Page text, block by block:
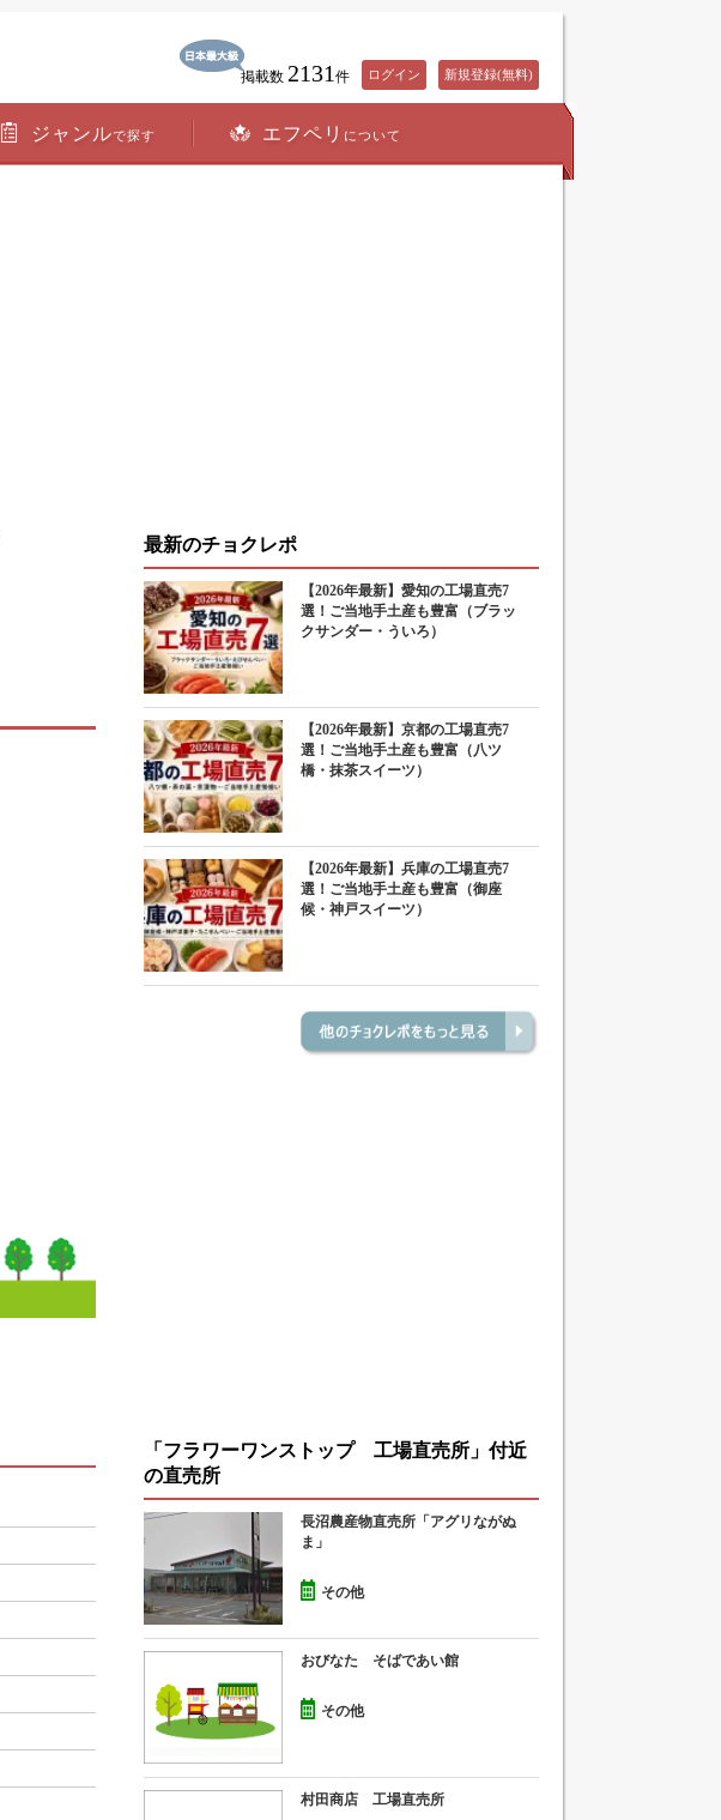
掲載数 2131 件 ログイン 新規登録(無料)
ジャンルで探す エフペリ について
最新のチョクレポ
【2026年最新】愛知の工場直売7
選！ご当地手土産も豊富（ブラッ
クサンダー・ういろ）
【2026年最新】京都の工場直売7
選！ご当地手土産も豊富（八ツ
橋・抹茶スイーツ）
【2026年最新】兵庫の工場直売7
選！ご当地手土産も豊富（御座
候・神戸スイーツ）
「フラワーワンストップ 工場直売所」付近
の直売所
長沼農産物直売所「アグリながぬ
ま」
その他
おびなた そばであい館
その他
村田商店 工場直売所